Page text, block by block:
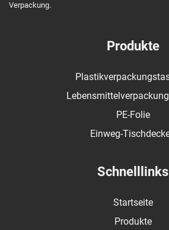
Verpackung.
Produkte
PE-Folie
Einweg-
Schnelllinks
Startseite
Produkte